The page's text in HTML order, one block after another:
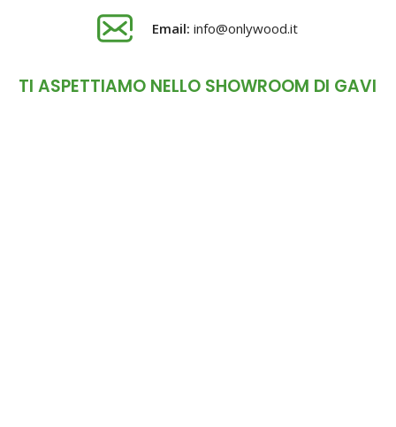
Email: info@onlywood.it
TI ASPETTIAMO NELLO SHOWROOM DI GAVI